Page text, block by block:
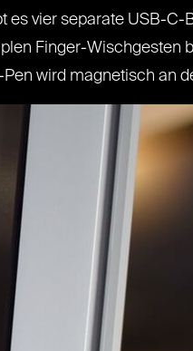
vier separate USB-C-
Finger-Wischgesten
wird magnetisch an